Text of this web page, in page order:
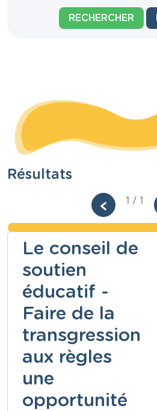
RECHERCHER
Résultats
1 / 1
Le conseil de
soutien
éducatif -
Faire de la
transgression
aux règles
une
opportunité